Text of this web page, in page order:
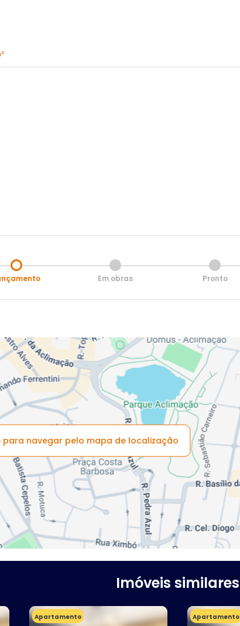
Em obras Pronto
para navegar pelo mapa de localização
Imóveis similares
Apartamento Apartamento